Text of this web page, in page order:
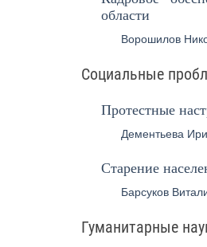
области
Ворошилов
Социальные
Протестные
Дементьева
Старение
Барсуков
Гуманитарные